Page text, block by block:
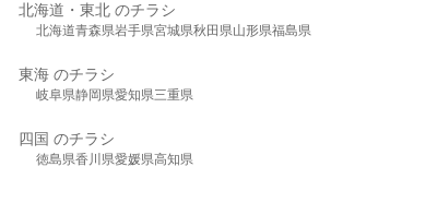
北海道・東北 のチラシ
北海道青森県岩手県宮城県秋田県山形県福島県
東海 のチラシ
岐阜県静岡県愛知県三重県
四国 のチラシ
徳島県香川県愛媛県高知県